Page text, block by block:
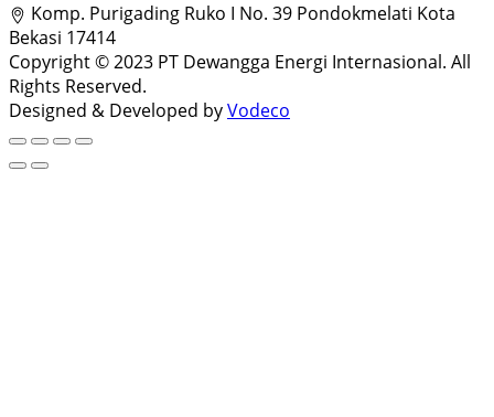
Komp. Purigading Ruko I No. 39 Pondokmelati Kota
Bekasi 17414
Copyright © 2023 PT Dewangga Energi Internasional. All
Rights Reserved.
Designed & Developed byVodeco